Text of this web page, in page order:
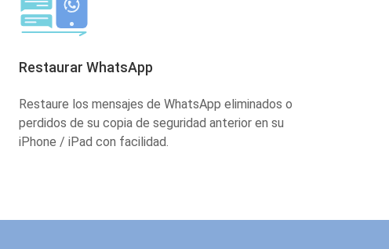
Restaurar WhatsApp
Restaure los mensajes de WhatsApp eliminados o
perdidos de su copia de seguridad anterior en su
iPhone / iPad con facilidad.